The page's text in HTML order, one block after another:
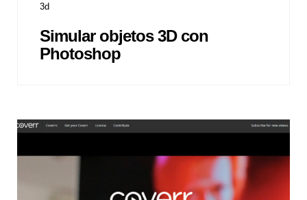
3d
Simular objetos 3D con
Photoshop